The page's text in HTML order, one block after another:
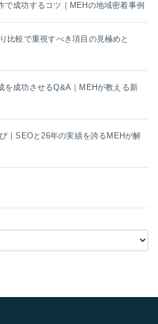
で成功するコツ｜MEHの地域密着事例
比較で重視すべき項目の見極めと
を成功させるQ&A｜MEHが教える新
｜SEOと26年の実績を誇るMEHが解